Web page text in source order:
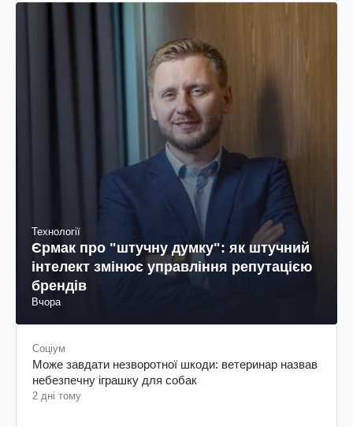
Технології
Єрмак про "штучну думку": як штучний
інтелект змінює управління репутацією
брендів
Вчора
Соціум
Може завдати незворотної шкоди: ветеринар назвав
небезпечну іграшку для собак
2 дні тому